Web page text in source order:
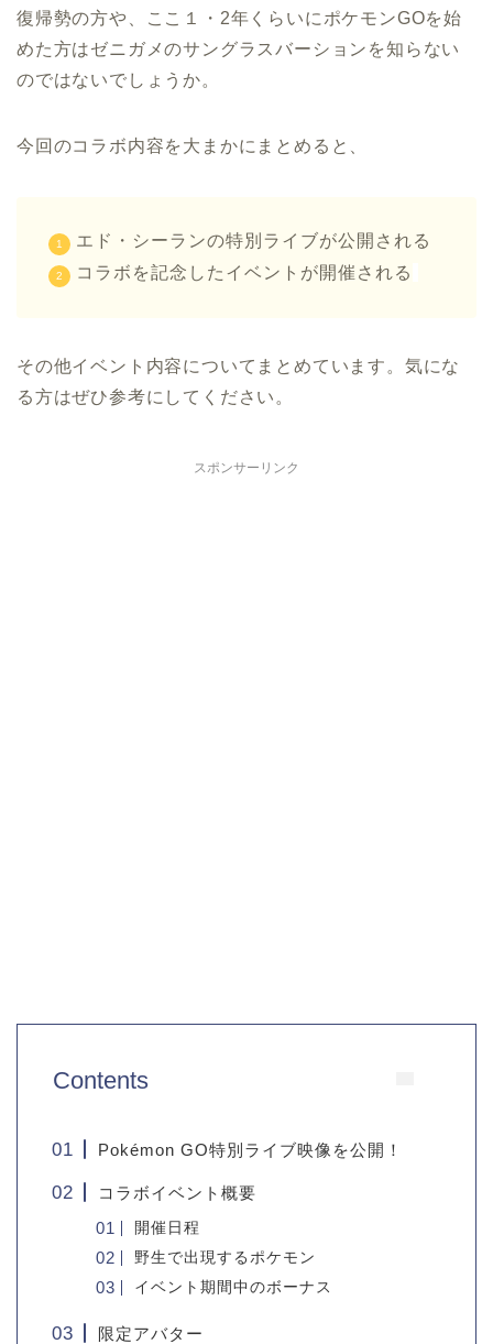
復帰勢の方や、ここ１・2年くらいにポケモンGOを始
めた方はゼニガメのサングラスバーションを知らない
のではないでしょうか。
今回のコラボ内容を大まかにまとめると、
エド・シーランの特別ライブが公開される
コラボを記念したイベントが開催される
その他イベント内容についてまとめています。気にな
る方はぜひ参考にしてください。
スポンサーリンク
Contents
Pokémon GO特別ライブ映像を公開！
コラボイベント概要
開催日程
野生で出現するポケモン
イベント期間中のボーナス
限定アバター